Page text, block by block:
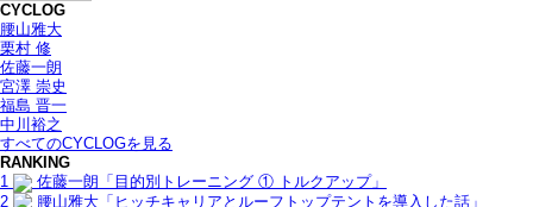
CYCLOG
腰山雅大
栗村 修
佐藤一朗
宮澤 崇史
福島 晋一
中川裕之
すべてのCYCLOGを見る
RANKING
1
佐藤一朗「目的別トレーニング ① トルクアップ」
2
腰山雅大「ヒッチキャリアとルーフトップテントを導入した話」